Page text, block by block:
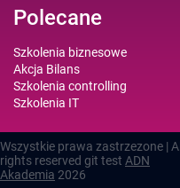
Polecane
Szkolenia biznesowe
Akcja Bilans
Szkolenia controlling
Szkolenia IT
Wszystkie prawa zastrzezone | All
rights reserved git test ADN
Akademia 2026